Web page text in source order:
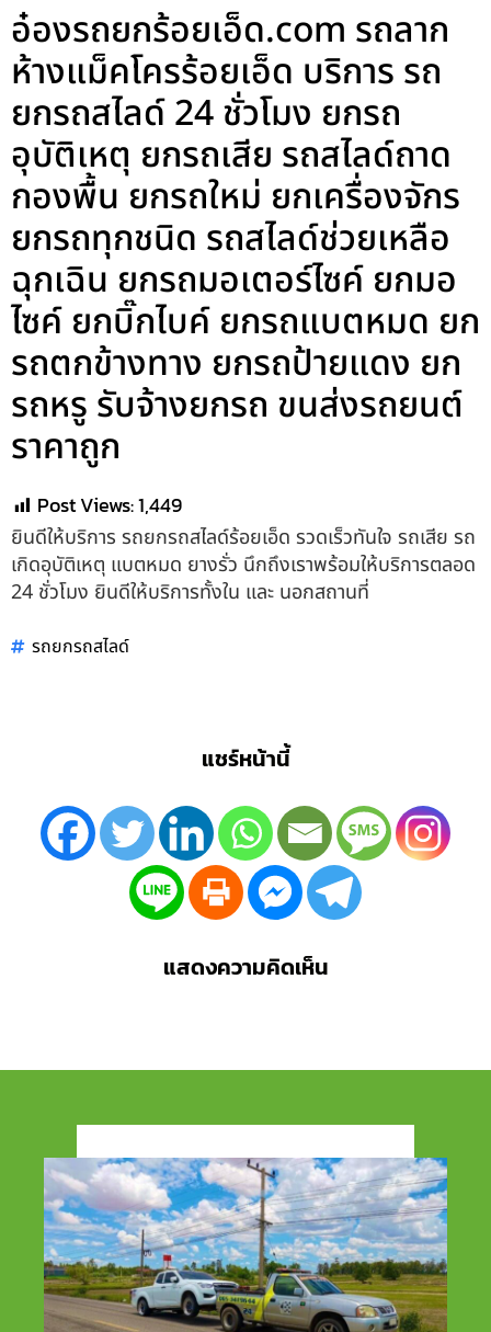
อ๋องรถยกร้อยเอ็ด.com รถลาก
ห้างแม็คโครร้อยเอ็ด บริการ รถ
ยกรถสไลด์ 24 ชั่วโมง ยกรถ
อุบัติเหตุ ยกรถเสีย รถสไลด์ถาด
กองพื้น ยกรถใหม่ ยกเครื่องจักร
ยกรถทุกชนิด รถสไลด์ช่วยเหลือ
ฉุกเฉิน ยกรถมอเตอร์ไซค์ ยกมอ
ไซค์ ยกบิ๊กไบค์ ยกรถแบตหมด ยก
รถตกข้างทาง ยกรถป้ายแดง ยก
รถหรู รับจ้างยกรถ ขนส่งรถยนต์
ราคาถูก
Post Views:1,449
ยินดีให้บริการ รถยกรถสไลด์ร้อยเอ็ด รวดเร็วทันใจ รถเสีย รถ
เกิดอุบัติเหตุ แบตหมด ยางรั่ว นึกถึงเราพร้อมให้บริการตลอด
24 ชั่วโมง ยินดีให้บริการทั้งใน และ นอกสถานที่
รถยกรถสไลด์
แชร์หน้านี้
แสดงความคิดเห็น